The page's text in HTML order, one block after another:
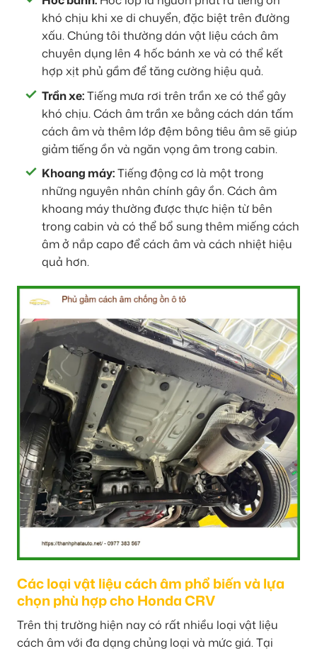
khó chịu khi xe di chuyển, đặc biệt trên đường
xấu. Chúng tôi thường dán vật liệu cách âm
chuyên dụng lên 4 hốc bánh xe và có thể kết
hợp xịt phủ gầm để tăng cường hiệu quả.
Trần xe:Tiếng mưa rơi trên trần xe có thể gây
khó chịu. Cách âm trần xe bằng cách dán tấm
cách âm và thêm lớp đệm bông tiêu âm sẽ giúp
giảm tiếng ồn và ngăn vọng âm trong cabin.
Khoang máy:Tiếng động cơ là một trong
những nguyên nhân chính gây ồn. Cách âm
khoang máy thường được thực hiện từ bên
trong cabin và có thể bổ sung thêm miếng cách
âm ở nắp capo để cách âm và cách nhiệt hiệu
quả hơn.
Các loại vật liệu cách âm phổ biến và lựa
chọn phù hợp cho Honda CRV
Trên thị trường hiện nay có rất nhiều loại vật liệu
cách âm với đa dạng chủng loại và mức giá. Tại